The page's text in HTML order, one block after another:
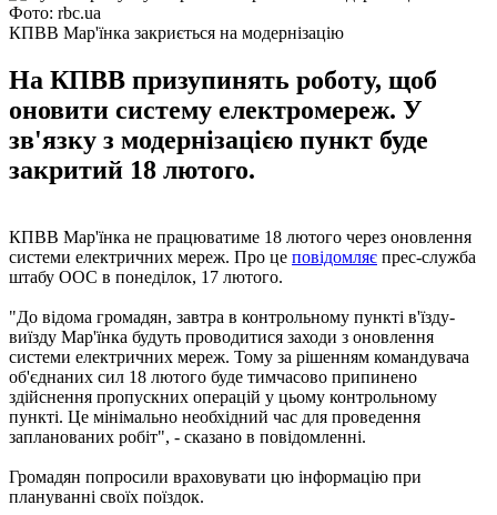
Фото: rbc.ua
КПВВ Мар'їнка закриється на модернізацію
На КПВВ призупинять роботу, щоб
оновити систему електромереж. У
зв'язку з модернізацією пункт буде
закритий 18 лютого.
КПВВ Мар'їнка не працюватиме 18 лютого через оновлення
системи електричних мереж. Про це повідомляє прес-служба
штабу ООС в понеділок, 17 лютого.
"До відома громадян, завтра в контрольному пункті в'їзду-
виїзду Мар'їнка будуть проводитися заходи з оновлення
системи електричних мереж. Тому за рішенням командувача
об'єднаних сил 18 лютого буде тимчасово припинено
здійснення пропускних операцій у цьому контрольному
пункті. Це мінімально необхідний час для проведення
запланованих робіт", - сказано в повідомленні.
Громадян попросили враховувати цю інформацію при
плануванні своїх поїздок.